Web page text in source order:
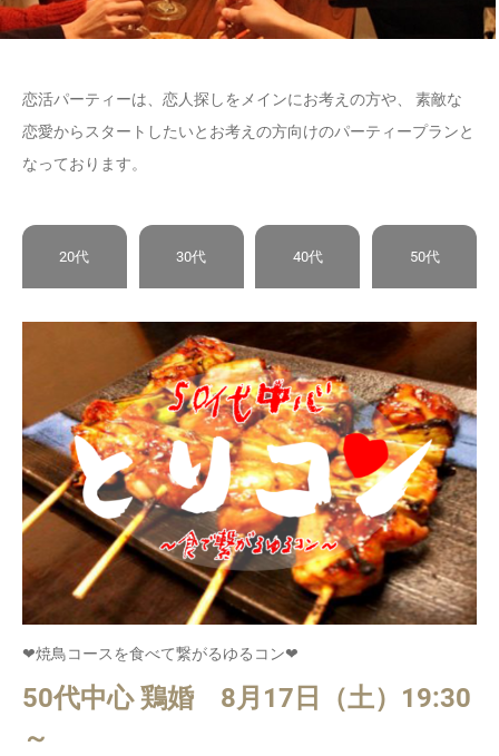
恋活パーティーは、恋人探しをメインにお考えの方や、 素敵な
恋愛からスタートしたいとお考えの方向けのパーティープランと
なっております。
20代 30代 40代 50代
❤焼鳥コースを食べて繋がるゆるコン❤
50代中心 鶏婚 8月17日（土）19:30
～